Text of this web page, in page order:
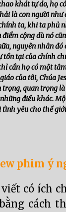
khát tự do, họ
là con người
ta, khi ta phủ
cộng dù nó
nguyên nhân
tại của chính
cần họ có một
của tôi, Chúa
quan trọng
điều khác.
yêu cho thế
phim ý
có ích
cách